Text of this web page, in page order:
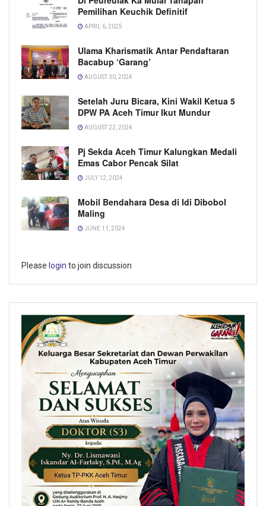
Pemilihan Keuchik Definitif
APRIL 6, 2025
Ulama Kharismatik Antar Pendaftaran
Bacabup ‘Garang’
AUGUST 30, 2024
Setelah Juru Bicara, Kini Wakil Ketua 5
DPW PA Aceh Timur Ikut Mundur
AUGUST 22, 2024
Pj Sekda Aceh Timur Kalungkan Medali
Emas Cabor Pencak Silat
JULY 12, 2024
Mobil Bendahara Desa di Idi Dibobol
Maling
JUNE 11, 2024
Please login to join discussion